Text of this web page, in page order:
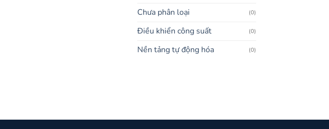
Chưa phân loại (0)
Điều khiển công suất (0)
Nền tảng tự động hóa (0)